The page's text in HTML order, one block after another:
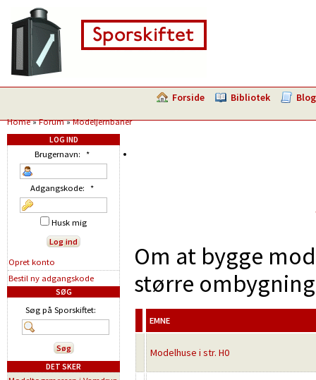
Forside Bibliotek Blog
Home»Forum»Modeljernbaner
Om at bygge
større
EMNE
Modelhuse i str. H0
LOG IND
Brugernavn: *
Adgangskode: *
Husk mig
Opret konto
Bestil ny adgangskode
SØG
Søg på Sporskiftet:
DET SKER